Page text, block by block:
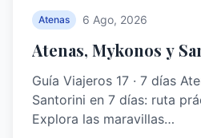
Atenas 6 Ago, 2026
Atenas, Mykonos y
Guía Viajeros 17 · 7 días
Santorini en 7 días: ruta
Explora las maravillas…